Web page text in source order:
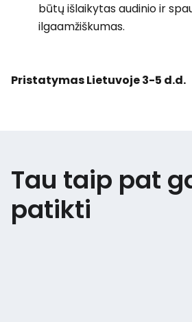
būtų išlaikytas audinio ir
ilgaamžiškumas.
Pristatymas Lietuvoje 3-5 d.d.
Tau taip pat
patikti